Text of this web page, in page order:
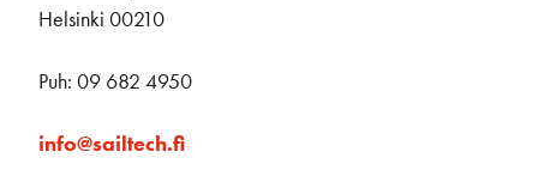
Helsinki 00210
Puh: 09 682 4950
info@sailtech.fi